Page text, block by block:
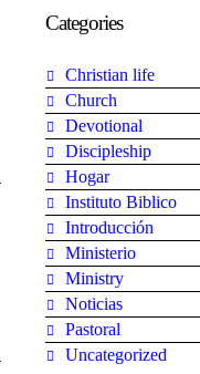
Categories
Christian life
Church
Devotional
Discipleship
Hogar
Instituto Biblico
Introducción
Ministerio
Ministry
Noticias
Pastoral
Uncategorized